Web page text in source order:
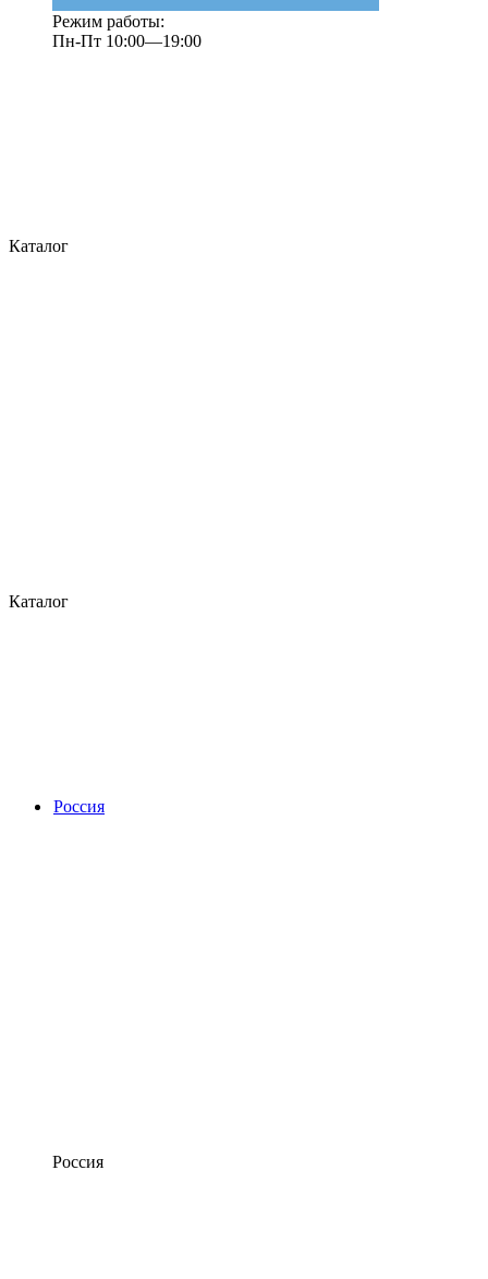
Режим работы:
Пн-Пт 10:00—19:00
Каталог
Каталог
Россия
Россия